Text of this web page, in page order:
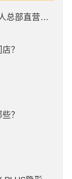
天津汽车贴膜，首选天津XPEL外星人总部直营店，高口碑店
？
？